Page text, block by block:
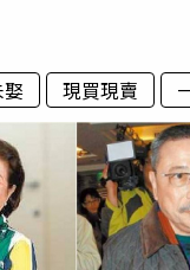
娶 現買現賣